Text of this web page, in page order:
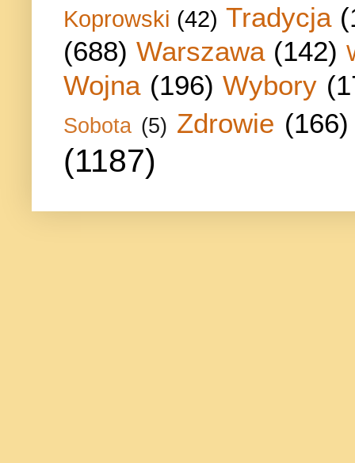
Koprowski (42) Tradycja
(688) Warszawa (142)
Wojna (196) Wybory
Sobota (5) Zdrowie (166)
(1187)